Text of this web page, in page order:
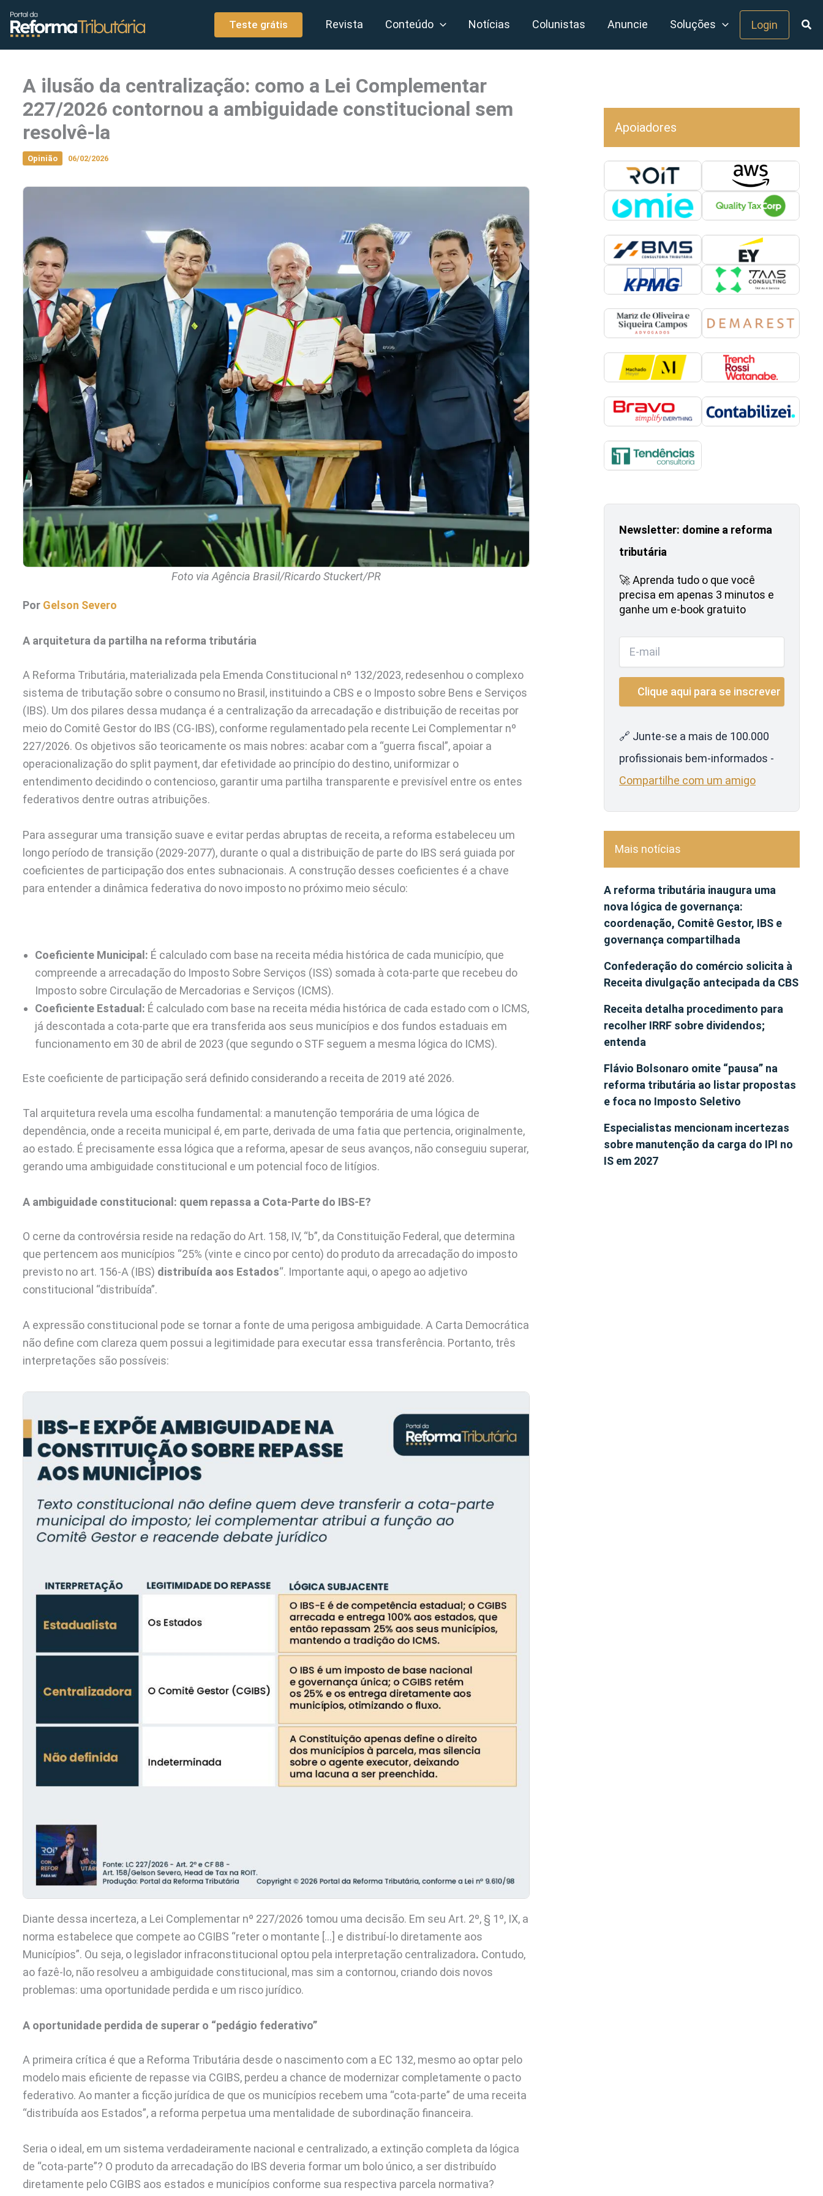
conteúdo
Teste grátis Revista Conteúdo Notícias Colunistas Anuncie Soluções Login
A ilusão da centralização: como a Lei Complementar
227/2026 contornou a ambiguidade constitucional sem
resolvê-la
Opinião 06/02/2026
Foto via Agência Brasil/Ricardo Stuckert/PR
Por Gelson Severo
A arquitetura da partilha na reforma tributária
A Reforma Tributária, materializada pela Emenda Constitucional nº 132/2023, redesenhou o complexo
sistema de tributação sobre o consumo no Brasil, instituindo a CBS e o Imposto sobre Bens e Serviços
(IBS). Um dos pilares dessa mudança é a centralização da arrecadação e distribuição de receitas por
meio do Comitê Gestor do IBS (CG-IBS), conforme regulamentado pela recente Lei Complementar nº
227/2026. Os objetivos são teoricamente os mais nobres: acabar com a “guerra fiscal”, apoiar a
operacionalização do split payment, dar efetividade ao princípio do destino, uniformizar o
entendimento decidindo o contencioso, garantir uma partilha transparente e previsível entre os entes
federativos dentre outras atribuições.
Para assegurar uma transição suave e evitar perdas abruptas de receita, a reforma estabeleceu um
longo período de transição (2029-2077), durante o qual a distribuição de parte do IBS será guiada por
coeficientes de participação dos entes subnacionais. A construção desses coeficientes é a chave
para entender a dinâmica federativa do novo imposto no próximo meio século:
Coeficiente Municipal: É calculado com base na receita média histórica de cada município, que
compreende a arrecadação do Imposto Sobre Serviços (ISS) somada à cota-parte que recebeu do
Imposto sobre Circulação de Mercadorias e Serviços (ICMS).
Coeficiente Estadual: É calculado com base na receita média histórica de cada estado com o ICMS,
já descontada a cota-parte que era transferida aos seus municípios e dos fundos estaduais em
funcionamento em 30 de abril de 2023 (que segundo o STF seguem a mesma lógica do ICMS).
Este coeficiente de participação será definido considerando a receita de 2019 até 2026.
Tal arquitetura revela uma escolha fundamental: a manutenção temporária de uma lógica de
dependência, onde a receita municipal é, em parte, derivada de uma fatia que pertencia, originalmente,
ao estado. É precisamente essa lógica que a reforma, apesar de seus avanços, não conseguiu superar,
gerando uma ambiguidade constitucional e um potencial foco de litígios.
A ambiguidade constitucional: quem repassa a Cota-Parte do IBS-E?
O cerne da controvérsia reside na redação do Art. 158, IV, “b”, da Constituição Federal, que determina
que pertencem aos municípios “25% (vinte e cinco por cento) do produto da arrecadação do imposto
previsto no art. 156-A (IBS) distribuída aos Estados“. Importante aqui, o apego ao adjetivo
constitucional “distribuída”.
A expressão constitucional pode se tornar a fonte de uma perigosa ambiguidade. A Carta Democrática
não define com clareza quem possui a legitimidade para executar essa transferência. Portanto, três
interpretações são possíveis:
Diante dessa incerteza, a Lei Complementar nº 227/2026 tomou uma decisão. Em seu Art. 2º, § 1º, IX, a
norma estabelece que compete ao CGIBS “reter o montante […] e distribuí-lo diretamente aos
Municípios”. Ou seja, o legislador infraconstitucional optou pela interpretação centralizadora. Contudo,
ao fazê-lo, não resolveu a ambiguidade constitucional, mas sim a contornou, criando dois novos
problemas: uma oportunidade perdida e um risco jurídico.
A oportunidade perdida de superar o “pedágio federativo”
A primeira crítica é que a Reforma Tributária desde o nascimento com a EC 132, mesmo ao optar pelo
modelo mais eficiente de repasse via CGIBS, perdeu a chance de modernizar completamente o pacto
federativo. Ao manter a ficção jurídica de que os municípios recebem uma “cota-parte” de uma receita
“distribuída aos Estados”, a reforma perpetua uma mentalidade de subordinação financeira.
Seria o ideal, em um sistema verdadeiramente nacional e centralizado, a extinção completa da lógica
de “cota-parte”? O produto da arrecadação do IBS deveria formar um bolo único, a ser distribuído
diretamente pelo CGIBS aos estados e municípios conforme sua respectiva parcela normativa?
Apoiadores
Newsletter: domine a reforma
tributária
🚀 Aprenda tudo o que você
precisa em apenas 3 minutos e
ganhe um e-book gratuito
🔗 Junte-se a mais de 100.000
profissionais bem-informados -
Compartilhe com um amigo
Mais notícias
A reforma tributária inaugura uma
nova lógica de governança:
coordenação, Comitê Gestor, IBS e
governança compartilhada
Confederação do comércio solicita à
Receita divulgação antecipada da CBS
Receita detalha procedimento para
recolher IRRF sobre dividendos;
entenda
Flávio Bolsonaro omite “pausa” na
reforma tributária ao listar propostas
e foca no Imposto Seletivo
Especialistas mencionam incertezas
sobre manutenção da carga do IPI no
IS em 2027